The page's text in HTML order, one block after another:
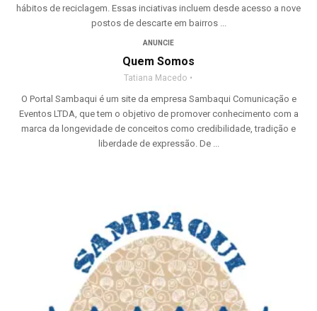
hábitos de reciclagem. Essas inciativas incluem desde acesso a nove
postos de descarte em bairros ...
ANUNCIE
Quem Somos
Tatiana Macedo
O Portal Sambaqui é um site da empresa Sambaqui Comunicação e
Eventos LTDA, que tem o objetivo de promover conhecimento com a
marca da longevidade de conceitos como credibilidade, tradição e
liberdade de expressão. De ...